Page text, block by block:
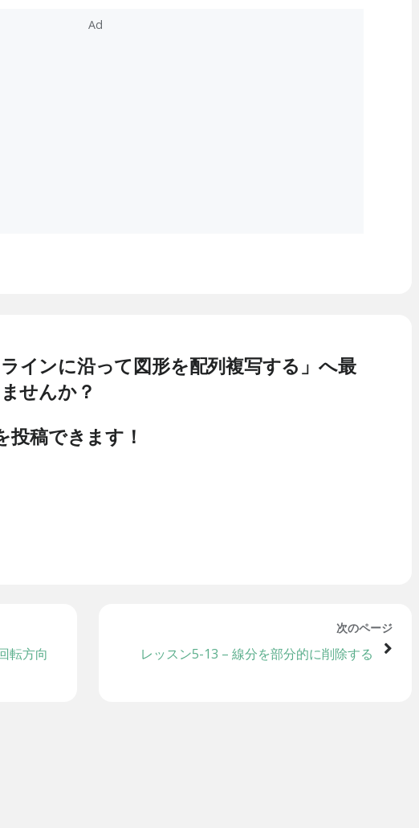
インに沿って図形を配列複写する」へ最
せんか？
稿できます！
転方向
次のページ
レッスン5-13 – 線分を部分的に削除する